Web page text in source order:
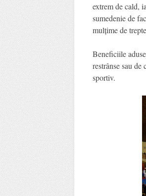
extrem de cald,
sumedenie de
mulțime de
Beneficiile
restrânse sau
sportiv.